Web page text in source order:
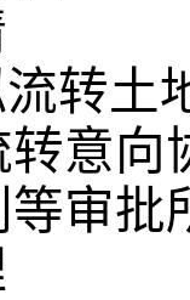
转土
意向
审批